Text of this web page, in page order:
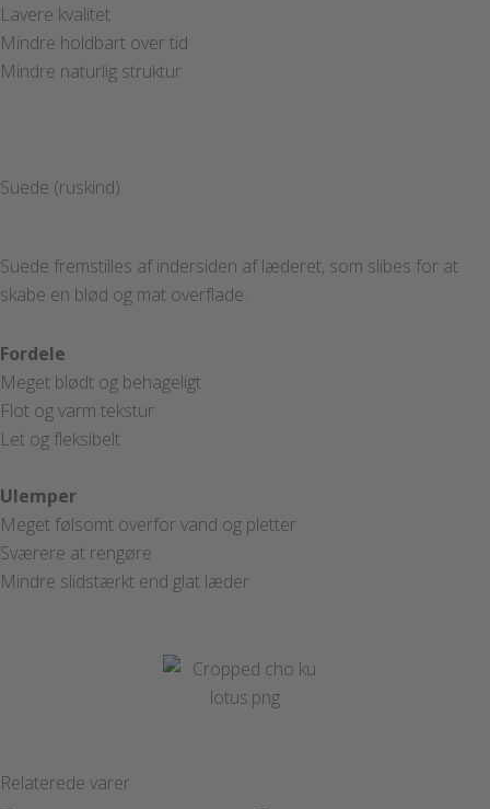
Lavere kvalitet
Mindre holdbart over tid
Mindre naturlig struktur
Suede (ruskind)
Suede fremstilles af indersiden af læderet, som slibes for at
skabe en blød og mat overflade.
Fordele
Meget blødt og behageligt
Flot og varm tekstur
Let og fleksibelt
Ulemper
Meget følsomt overfor vand og pletter
Sværere at rengøre
Mindre slidstærkt end glat læder
Relaterede varer